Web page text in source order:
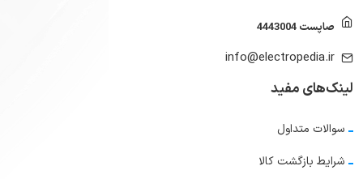
صاپست 4443004
info@electropedia.ir
لینک‌های مفید
سوالات متداول
شرایط بازگشت کالا